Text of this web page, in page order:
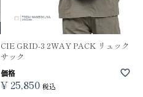
CIE GRID-3 2WAY PACK リュック
サック
価格
¥25,850 税込